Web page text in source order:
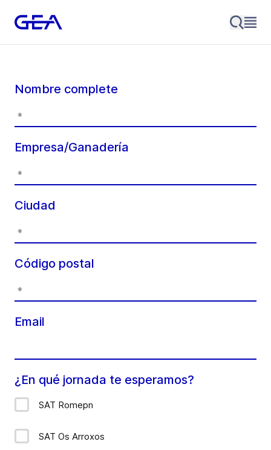
Nombre complete
Empresa/Ganadería
Ciudad
Código postal
Email
¿En qué jornada te esperamos?
SAT Romepn
SAT Os Arroxos